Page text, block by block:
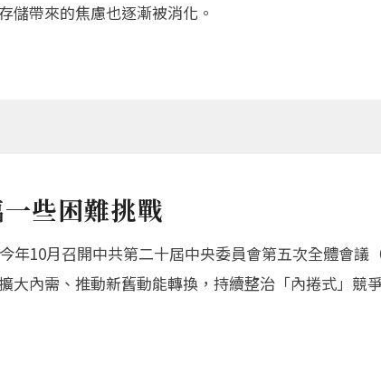
儲帶來的焦慮也逐漸被消化。
些困難挑戰
年10月召開中共第二十屆中央委員會第五次全體會
大內需、推動新舊動能轉換，持續整治「內捲式」競